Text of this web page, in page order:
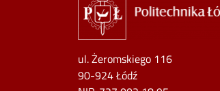
ul. Żeromskiego 116
90-924 Łódź